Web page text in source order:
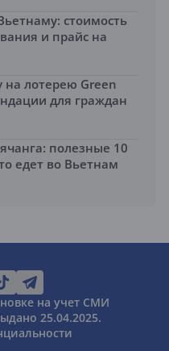
стоимость
и прайс на
на лотерею Green
для граждан
полезные 10
едет во Вьетнам
на учет СМИ
25.04.2025.